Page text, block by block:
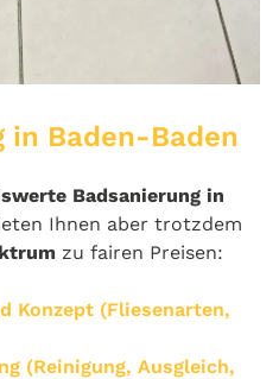
in Baden-Baden
Badsanierung in
Ihnen aber trotzdem
zu fairen Preisen:
Konzept (Fliesenarten,
(Reinigung, Ausgleich,